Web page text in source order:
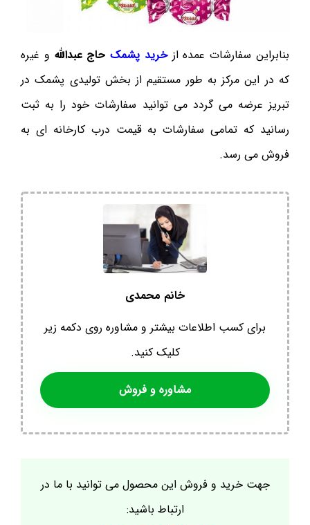
بنابراین سفارشات عمده ازخرید پشمکحاج عبدالله و غیره
که در این مرکز به طور مستقیم از بخش تولیدی پشمک در
تبریز عرضه می گردد می توانید سفارشات خود را به ثبت
رسانید که تمامی سفارشات به قیمت درب کارخانه ای به
فروش می رسد.
خانم محمدی
برای کسب اطلاعات بیشتر و مشاوره روی دکمه زیر
کلیک کنید.
مشاوره و فروش
جهت خرید و فروش این محصول می توانید با ما در
ارتباط باشید: